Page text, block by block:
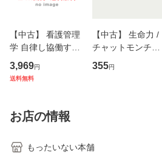
【中古】 看護管理
学 自律し協働する
専門職の看護マネ
ジメントスキル 改
恵 藤本幸三 / 南江
堂 [単行
3,969円
送料無料
【中古】 生命力 /
チャットモンチー /
キューンレコード
[CD]【メール便送
355円
お店の情報
もったいない本舗